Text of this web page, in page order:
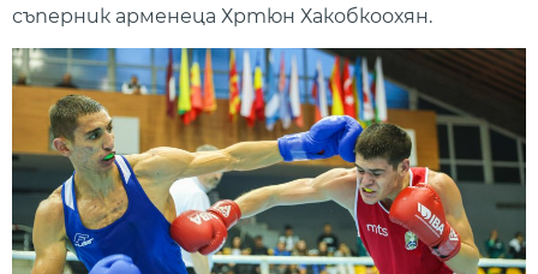
съперник арменеца Хртюн Хакобкоохян.